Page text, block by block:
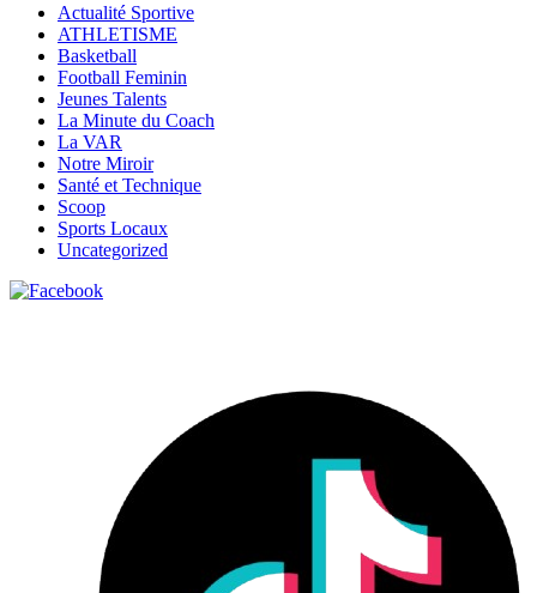
Actualité Sportive
ATHLETISME
Basketball
Football Feminin
Jeunes Talents
La Minute du Coach
La VAR
Notre Miroir
Santé et Technique
Scoop
Sports Locaux
Uncategorized